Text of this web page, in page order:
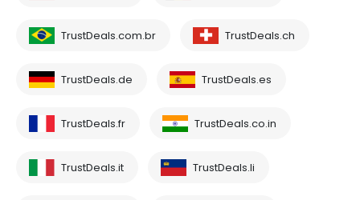
TrustDeals.com.br TrustDeals.ch
TrustDeals.de TrustDeals.es
TrustDeals.fr TrustDeals.co.in
TrustDeals.it TrustDeals.li